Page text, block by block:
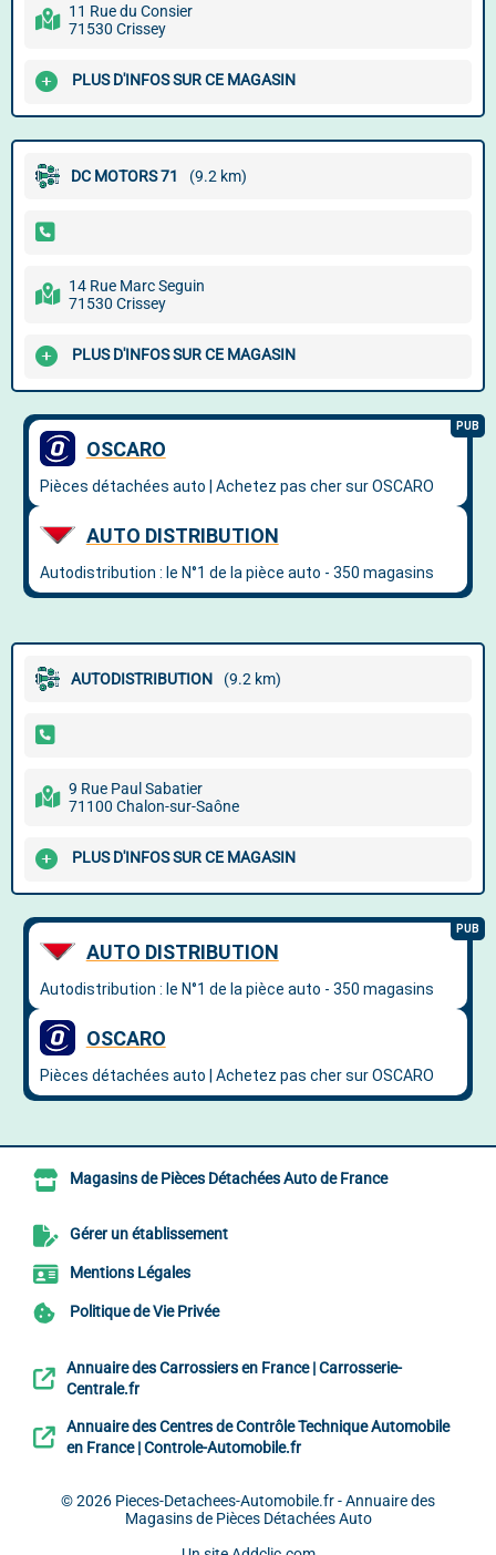
11 Rue du Consier
71530 Crissey
PLUS D'INFOS SUR CE MAGASIN
DC MOTORS 71 (9.2 km)
14 Rue Marc Seguin
71530 Crissey
PLUS D'INFOS SUR CE MAGASIN
AUTODISTRIBUTION (9.2 km)
9 Rue Paul Sabatier
71100 Chalon-sur-Saône
PLUS D'INFOS SUR CE MAGASIN
Magasins de Pièces Détachées Auto de France
Gérer un établissement
Mentions Légales
Politique de Vie Privée
Annuaire des Carrossiers en France | Carrosserie-
Centrale.fr
Annuaire des Centres de Contrôle Technique Automobile
en France | Controle-Automobile.fr
© 2026 Pieces-Detachees-Automobile.fr - Annuaire des
Magasins de Pièces Détachées Auto